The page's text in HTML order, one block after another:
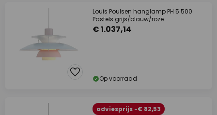
Louis Poulsen hanglamp PH 5 500
Pastels grijs/blauw/roze
€ 1.037,14
Op voorraad
adviesprijs -€ 82,53